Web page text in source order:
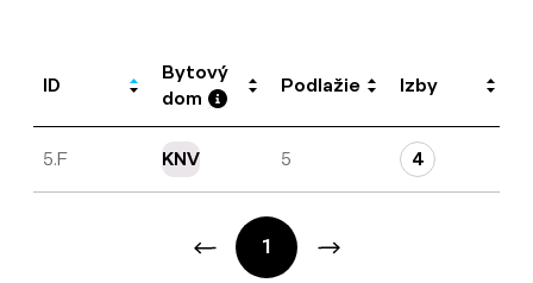
ID
Bytový
dom
Podlažie Izby
5.F KNV 5 4
1